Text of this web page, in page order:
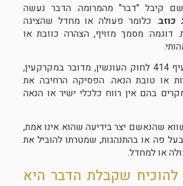
קיבל "דבר" מהמרומה. הדבר נעשה
כוזב. כלומר פעולה או מחדל שהציגה
דוגמה: מסמך מזויף, הצהרה כוזבת או
– לפי סעיף 414 לחוק העונשין, מדובר במקרקעין,
או טובת הנאה. הפסיקה הרחיבה את
בהם אין רווח כלכלי ישיר או הנאה
שהנאשם יצר בידיעה שהוא אינו אמת,
פה או בהתנהגות, שמטרתו להוביל את
או למחדל.
להוכיח שקבלת הדבר היא